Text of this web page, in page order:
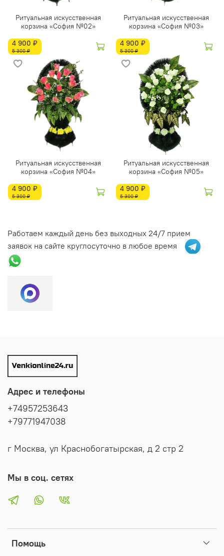
Ритуальная искусственная
корзина «София №02»
4 900 ₽
5 300 ₽
Ритуальная искусственная
корзина «София №03»
4 900 ₽
5 300 ₽
Ритуальная искусственная
корзина «София №04»
4 900 ₽
5 300 ₽
Ритуальная искусственная
корзина «София №05»
4 900 ₽
5 300 ₽
Работаем каждый день без выходных 24/7 прием
заявок на сайте круглосуточно в любое время
Помощь
Адрес и телефоны
+74957253643
+79771947038
г Москва, ул Краснобогатырская, д 2 стр 2
Мы в соц. сетях